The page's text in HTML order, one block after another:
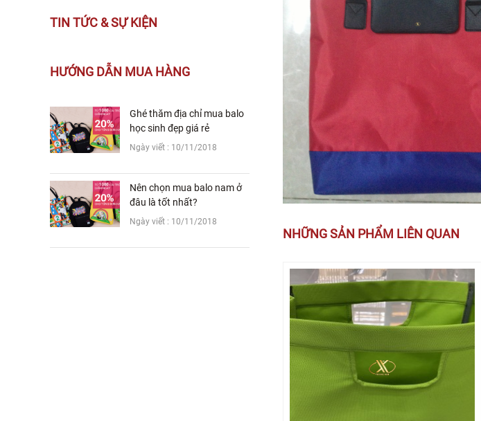
TIN TỨC & SỰ KIỆN
HƯỚNG DẪN MUA HÀNG
Ghé thăm địa chỉ mua balo
học sinh đẹp giá rẻ
Ngày viết : 10/11/2018
Nên chọn mua balo nam ở
đâu là tốt nhất?
Ngày viết : 10/11/2018
NHỮNG SẢN PHẨM LIÊN QUAN